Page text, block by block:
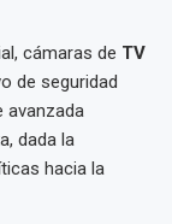
cámaras de TV
de seguridad
avanzada
dada la
hacia la